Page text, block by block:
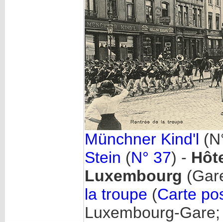
Münchner Kind'l
Stein (N° 37) -
Luxembourg
la troupe (Carte
Luxembourg-